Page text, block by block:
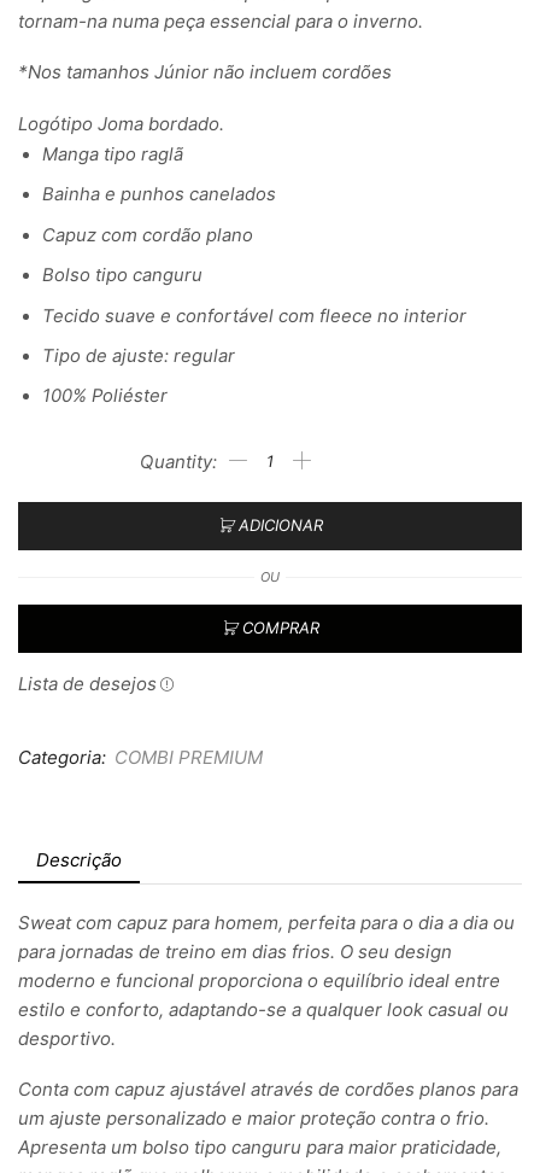
tornam-na numa peça essencial para o inverno.
*Nos tamanhos Júnior não incluem cordões
Logótipo Joma bordado.
Manga tipo raglã
Bainha e punhos canelados
Capuz com cordão plano
Bolso tipo canguru
Tecido suave e confortável com fleece no interior
Tipo de ajuste: regular
100% Poliéster
ADICIONAR
OU
COMPRAR
Lista de desejos
Categoria: COMBI PREMIUM
Descrição
Sweat com capuz para homem, perfeita para o dia a dia ou
para jornadas de treino em dias frios. O seu design
moderno e funcional proporciona o equilíbrio ideal entre
estilo e conforto, adaptando-se a qualquer look casual ou
desportivo.
Conta com capuz ajustável através de cordões planos para
um ajuste personalizado e maior proteção contra o frio.
Apresenta um bolso tipo canguru para maior praticidade,